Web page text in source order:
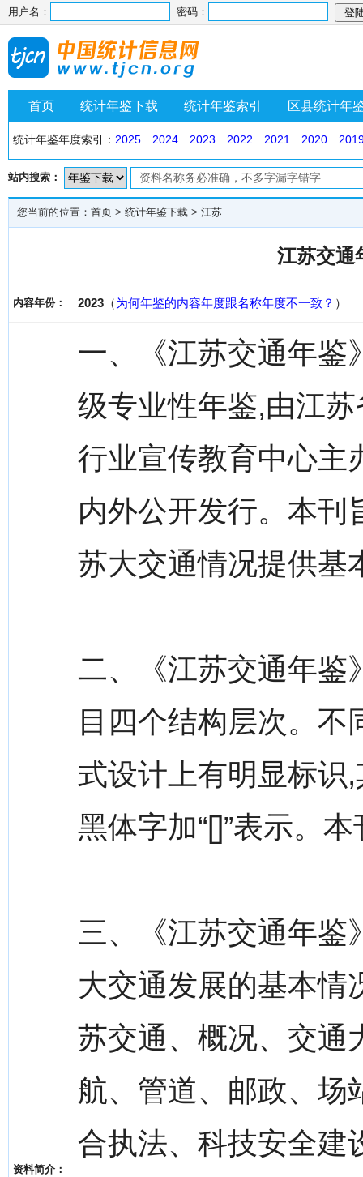
用户名： 密码：
首页 统计年鉴下载 统计年鉴索引 区县统计年
统计年鉴年度索引： 2025 2024 2023 2022 2021 2020
站内搜索：
您当前的位置： 首页 > 统计年鉴下载 > 江苏
江苏交通
内容年份： 2023 （为何年鉴的内容年度跟名称年度不一致？ ）
资料简介：
一、《江苏交通年鉴
级专业性年鉴,由江
行业宣传教育中心主
内外公开发行。本刊
苏大交通情况提供基
二、《江苏交通年鉴
目四个结构层次。
式设计上有明显标识
黑体字加“[]”表示。
三、《江苏交通年鉴
大交通发展的基本情
苏交通、概况、交通
航、管道、邮政、场
合执法、科技安全建